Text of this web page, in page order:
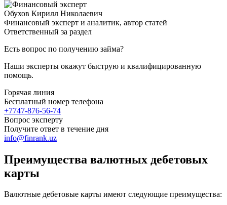
Обухов Кирилл Николаевич
Финансовый эксперт и аналитик, автор статей
Ответственный за раздел
Есть вопрос по получению займа?
Наши эксперты окажут быструю и квалифицированную
помощь.
Горячая линия
Бесплатный номер телефона
+7747-876-56-74
Вопрос эксперту
Получите ответ в течение дня
info@finrank.uz
Преимущества валютных дебетовых
карты
Валютные дебетовые карты имеют следующие преимущества: